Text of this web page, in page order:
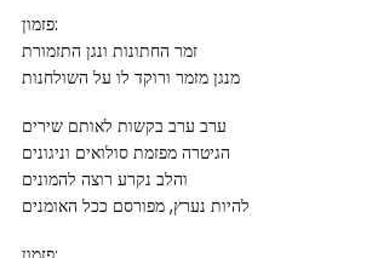
פזמון:
זמר החתונות ונגן התזמורת
מנגן מזמר ורוקד לו על השולחנות
ערב ערב בקשות לאותם שירים
הגיטרה מפזמת סולואים וניגונים
והלב נקרע רוצה להמונים
להיות נערץ, מפורסם ככל האומנים